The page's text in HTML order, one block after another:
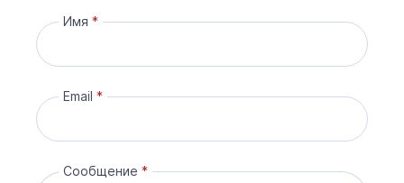
Имя
Email
Сообщение